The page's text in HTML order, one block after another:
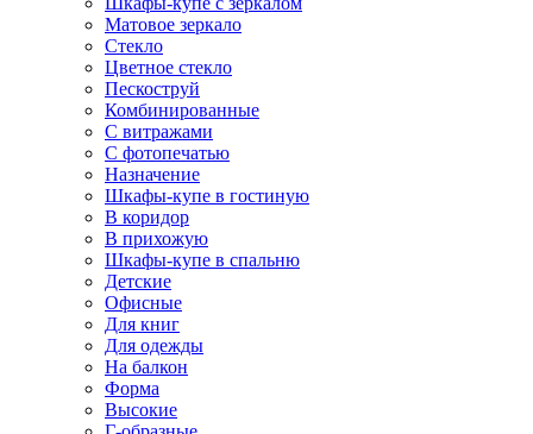
Матовое зеркало
Стекло
Цветное стекло
Пескоструй
Комбинированные
С витражами
С фотопечатью
Назначение
Шкафы-купе в гостиную
В коридор
В прихожую
Шкафы-купе в спальню
Детские
Офисные
Для книг
Для одежды
На балкон
Форма
Высокие